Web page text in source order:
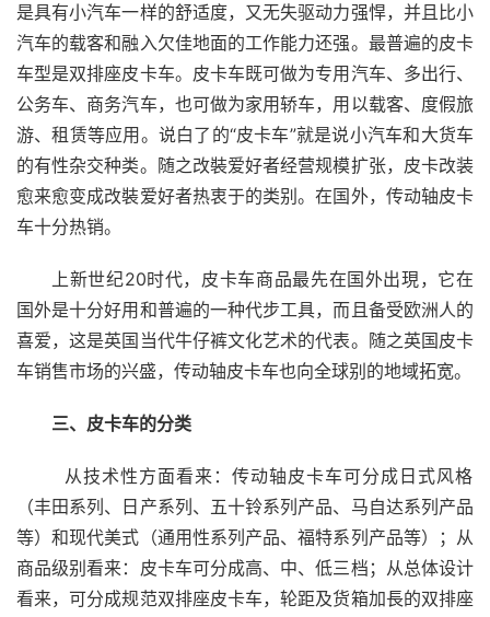
是具有小汽车一样的舒适度，又无失驱动力强悍，并且比小
汽车的载客和融入欠佳地面的工作能力还强。最普遍的皮卡
车型是双排座皮卡车。皮卡车既可做为专用汽车、多出行、
公务车、商务汽车，也可做为家用轿车，用以载客、度假旅
游、租赁等应用。说白了的“皮卡车”就是说小汽车和大货车
的有性杂交种类。随之改裝爱好者经营规模扩张，皮卡改装
愈来愈变成改裝爱好者热衷于的类别。在国外，传动轴皮卡
车十分热销。
上新世纪20时代，皮卡车商品最先在国外出現，它在
国外是十分好用和普遍的一种代步工具，而且备受欧洲人的
喜爱，这是英国当代牛仔裤文化艺术的代表。随之英国皮卡
车销售市场的兴盛，传动轴皮卡车也向全球别的地域拓宽。
三、皮卡车的分类
（丰田系列、日产系列、五十铃系列产品、马自达系列产品
等）和现代美式（通用性系列产品、福特系列产品等）；从
商品级别看来：皮卡车可分成高、中、低三档；从总体设计
看来，可分成规范双排座皮卡车，轮距及货箱加長的双排座